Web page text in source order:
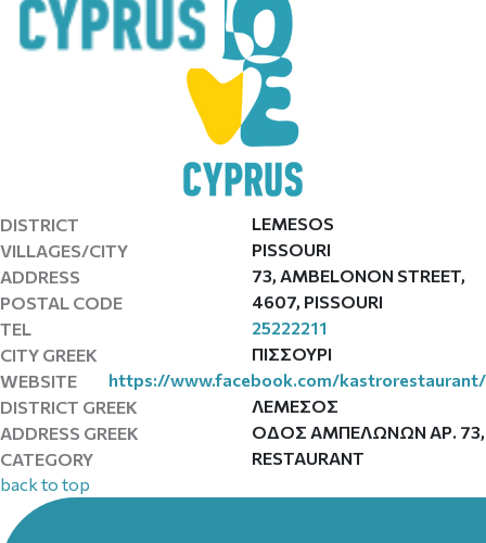
DISTRICT
LEMESOS
VILLAGES/CITY
PISSOURI
ADDRESS
73, AMBELONON STREET,
POSTAL CODE
4607, PISSOURI
TEL
25222211
CITY GREEK
ΠΙΣΣΟΥΡΙ
WEBSITE
https://www.facebook.com/kastrorestaurant/
DISTRICT GREEK
ΛΕΜΕΣΟΣ
ADDRESS GREEK
ΟΔΟΣ ΑΜΠΕΛΩΝΩΝ ΑΡ. 73,
CATEGORY
RESTAURANT
back to top